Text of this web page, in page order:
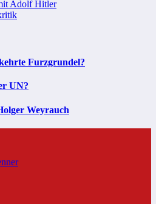
Adolf Hitler
Furzgrundel?
UN?
Weyrauch